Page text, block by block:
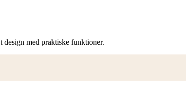
design med praktiske funktioner.